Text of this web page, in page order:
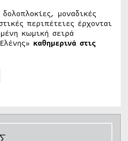
μοναδικές
περιπέτειες έρχονται
κωμική σειρά
καθημερινά στις